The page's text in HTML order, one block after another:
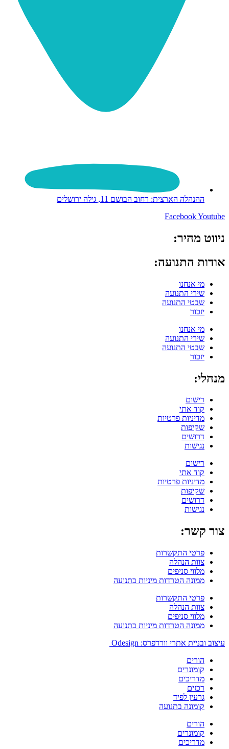
ההנהלה הארצית: רחוב הבושם 11, גילה ירושלים
FacebookYoutube
ניווט מהיר:
אודות התנועה:
מי אנחנו
שירי התנועה
שבטי התנועה
יזכור
מי אנחנו
שירי התנועה
שבטי התנועה
יזכור
מנהלי:
רישום
קוד אתי
מדיניות פרטיות
שקיפות
דרושים
נגישות
רישום
קוד אתי
מדיניות פרטיות
שקיפות
דרושים
נגישות
צור קשר:
פרטי התקשרות
צוות הנהלה
מלווי סניפים
ממונה הטרדות מיניות בתנועה
פרטי התקשרות
צוות הנהלה
מלווי סניפים
ממונה הטרדות מיניות בתנועה
עיצוב ובניית אתרי וורדפרס: Odesign
הורים
קומונרים
מדריכים
רכזים
גרעין לפיד
קומונה בתנועה
הורים
קומונרים
מדריכים